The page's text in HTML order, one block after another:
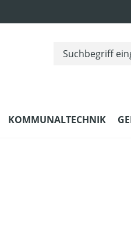
KOMMUNALTECHNIK